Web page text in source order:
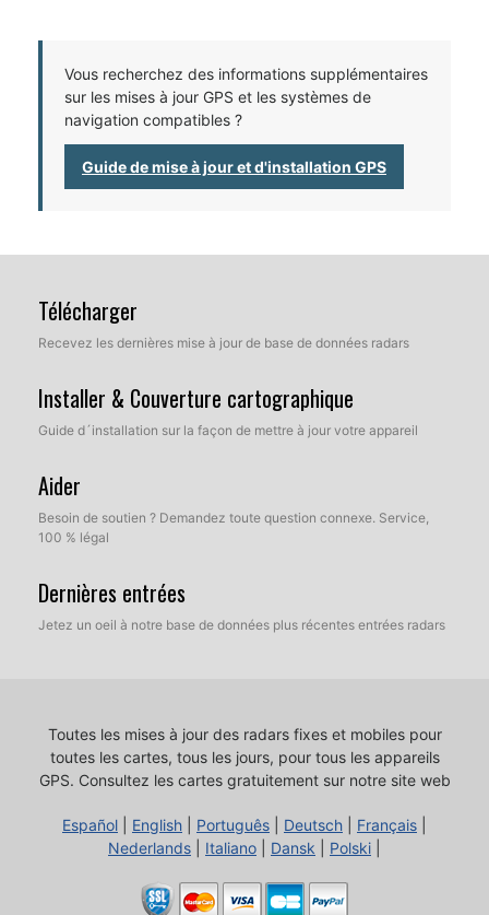
Vous recherchez des informations supplémentaires
sur les mises à jour GPS et les systèmes de
navigation compatibles ?
Guide de mise à jour et d'installation GPS
Télécharger
Recevez les dernières mise à jour de base de données radars
Installer & Couverture cartographique
Guide d´installation sur la façon de mettre à jour votre appareil
Aider
Besoin de soutien ? Demandez toute question connexe. Service,
100 % légal
Dernières entrées
Jetez un oeil à notre base de données plus récentes entrées radars
Toutes les mises à jour des radars fixes et mobiles pour
toutes les cartes, tous les jours, pour tous les appareils
GPS. Consultez les cartes gratuitement sur notre site web
Español English Português Deutsch Français
Nederlands
Italiano Dansk Polski